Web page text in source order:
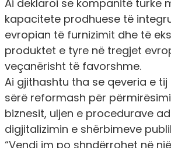
Ai deklaroi se kompanitë turke
kapacitete prodhuese të
evropian të furnizimit dhe të
produktet e tyre në tregjet
veçanërisht të favorshme.
Ai gjithashtu tha se qeveria e
sërë reformash për
biznesit, uljen e procedurave
digjitalizimin e shërbimeve
“Vendi im po shndërrohet në